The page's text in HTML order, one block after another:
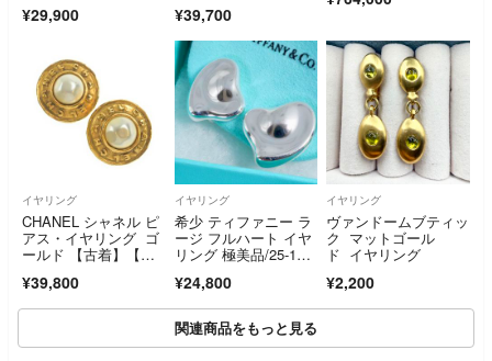
¥29,900 ¥39,700
イヤリング
CHANEL シャネル ピ
アス・イヤリング ゴ
ールド 【古着】【中
¥39,800
イヤリング
希少 ティファニー ラ
ージ フルハート イヤ
リング 極美品/25-140
¥24,800
イヤリング
ヴァンドームブティッ
ク マットゴール
ド イヤリング
¥2,200
関連商品をもっと見る